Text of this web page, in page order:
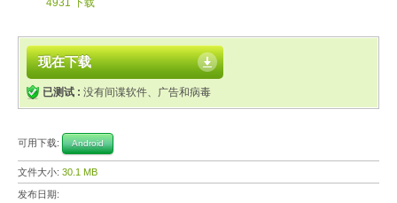
4931 下载
现在下载
已测试 : 没有间谍软件、广告和病毒
可用下载: Android
文件大小: 30.1 MB
发布日期: